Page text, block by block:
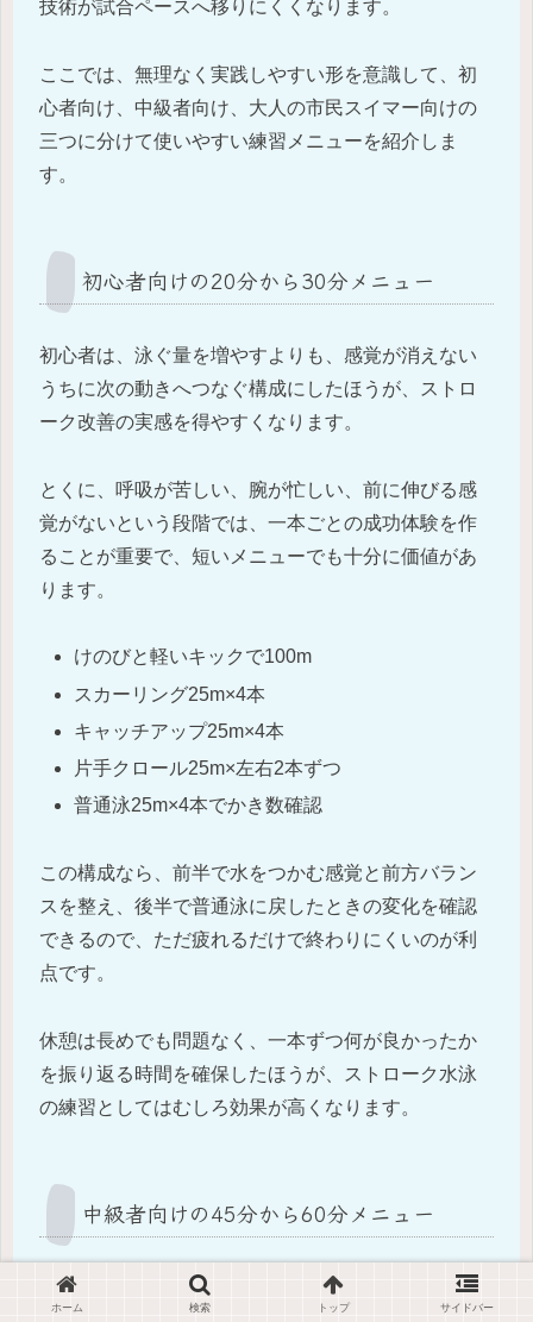
技術が試合ペースへ移りにくくなります。
ここでは、無理なく実践しやすい形を意識して、初
心者向け、中級者向け、大人の市民スイマー向けの
三つに分けて使いやすい練習メニューを紹介しま
す。
初心者向けの20分から30分メニュー
初心者は、泳ぐ量を増やすよりも、感覚が消えない
うちに次の動きへつなぐ構成にしたほうが、ストロ
ーク改善の実感を得やすくなります。
とくに、呼吸が苦しい、腕が忙しい、前に伸びる感
覚がないという段階では、一本ごとの成功体験を作
ることが重要で、短いメニューでも十分に価値があ
ります。
けのびと軽いキックで100m
スカーリング25m×4本
キャッチアップ25m×4本
片手クロール25m×左右2本ずつ
普通泳25m×4本でかき数確認
この構成なら、前半で水をつかむ感覚と前方バラン
スを整え、後半で普通泳に戻したときの変化を確認
できるので、ただ疲れるだけで終わりにくいのが利
点です。
休憩は長めでも問題なく、一本ずつ何が良かったか
を振り返る時間を確保したほうが、ストローク水泳
の練習としてはむしろ効果が高くなります。
中級者向けの45分から60分メニュー
中級者は、ドリルで作った感覚を普通泳の中で保て
ホーム 検索 トップ サイドバー